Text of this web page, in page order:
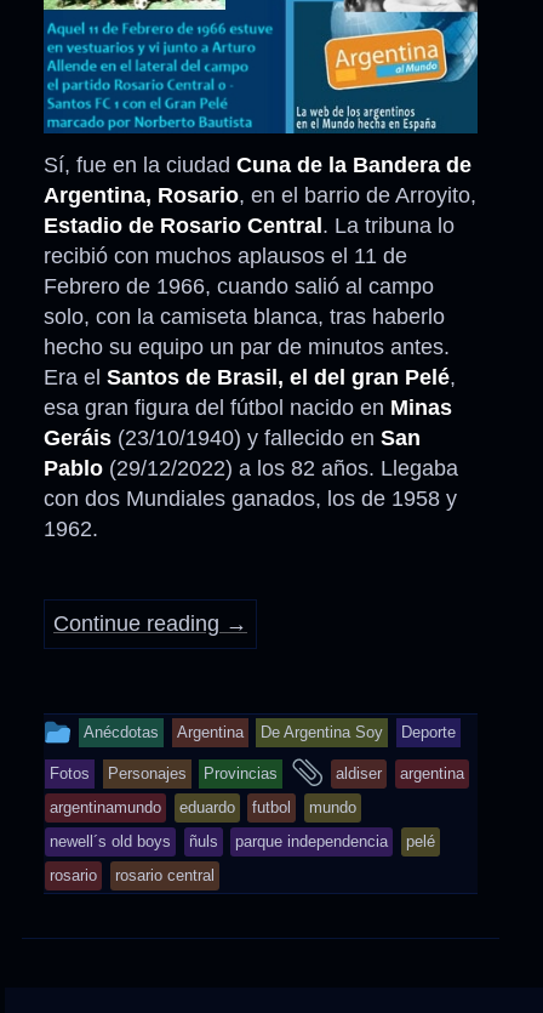
Sí, fue en la ciudad Cuna de la Bandera de
Argentina, Rosario, en el barrio de Arroyito,
Estadio de Rosario Central. La tribuna lo
recibió con muchos aplausos el 11 de
Febrero de 1966, cuando salió al campo
solo, con la camiseta blanca, tras haberlo
hecho su equipo un par de minutos antes.
Era el Santos de Brasil, el del gran Pelé,
esa gran figura del fútbol nacido en Minas
Geráis (23/10/1940) y fallecido en San
Pablo (29/12/2022) a los 82 años. Llegaba
con dos Mundiales ganados, los de 1958 y
1962.
Continue reading →
This
entry
was
posted
in
Anécdotas Argentina De Argentina Soy Deporte
Fotos Personajes Provincias
and
tagged
aldiser
argentina
argentinamundo
eduardo futbol
mundo
newell´s old boys
ñuls parque independencia
pelé
rosario
rosario central